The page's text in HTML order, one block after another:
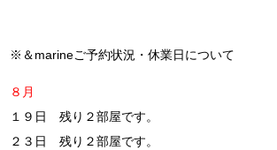
※＆marineご予約状況・休業日について
８月
１９日 残り２部屋です。
２３日 残り２部屋です。